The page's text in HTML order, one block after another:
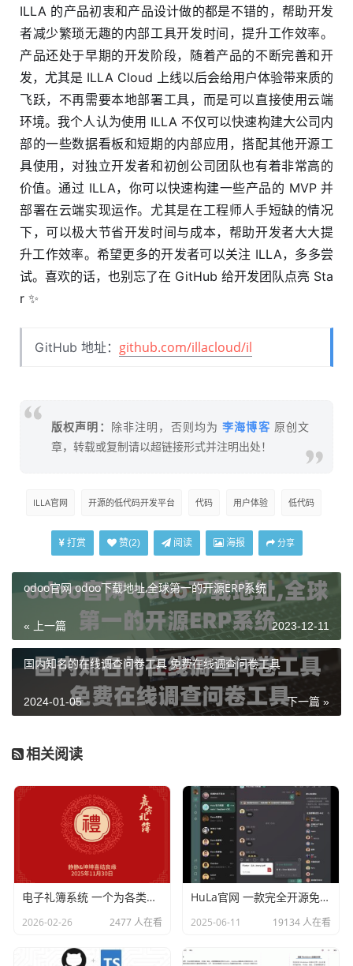
ILLA 的产品初衷和产品设计做的都是不错的，帮助开发
者减少繁琐无趣的内部工具开发时间，提升工作效率。
产品还处于早期的开发阶段，随着产品的不断完善和开
发，尤其是 ILLA Cloud 上线以后会给用户体验带来质的
飞跃，不再需要本地部署工具，而是可以直接使用云端
环境。我个人认为使用 ILLA 不仅可以快速构建大公司内
部的一些数据看板和短期的内部应用，搭配其他开源工
具使用，对独立开发者和初创公司团队也有着非常高的
价值。通过 ILLA，你可以快速构建一些产品的 MVP 并
部署在云端实现运作。尤其是在工程师人手短缺的情况
下，可以极大节省开发时间与成本，帮助开发者大大提
升工作效率。希望更多的开发者可以关注 ILLA，多多尝
试。喜欢的话，也别忘了在 GitHub 给开发团队点亮 Sta
r ✨
GitHub 地址： github.com/illacloud/il
版权声明： 除非注明，否则均为 李海博客 原创文
章，转载或复制请以超链接形式并注明出处！
ILLA官网 开源的低代码开发平台 代码 用户体验 低代码
打赏 赞(2) 阅读 海报 分享
odoo官网 odoo下载地址,全球第一的开源ERP系统
« 上一篇 2023-12-11
国内知名的在线调查问卷工具 免费在线调查问卷工具
下一篇 »
2024-01-05
相关阅读
电子礼簿系统 一个为各类红白喜事提供现代化、安全、高效的礼金（份子钱）管理解决方案
2026-02-26 2477 人在看
HuLa官网 一款完全开源免费的仿微信即时通讯系统
2025-06-11 19134 人在看